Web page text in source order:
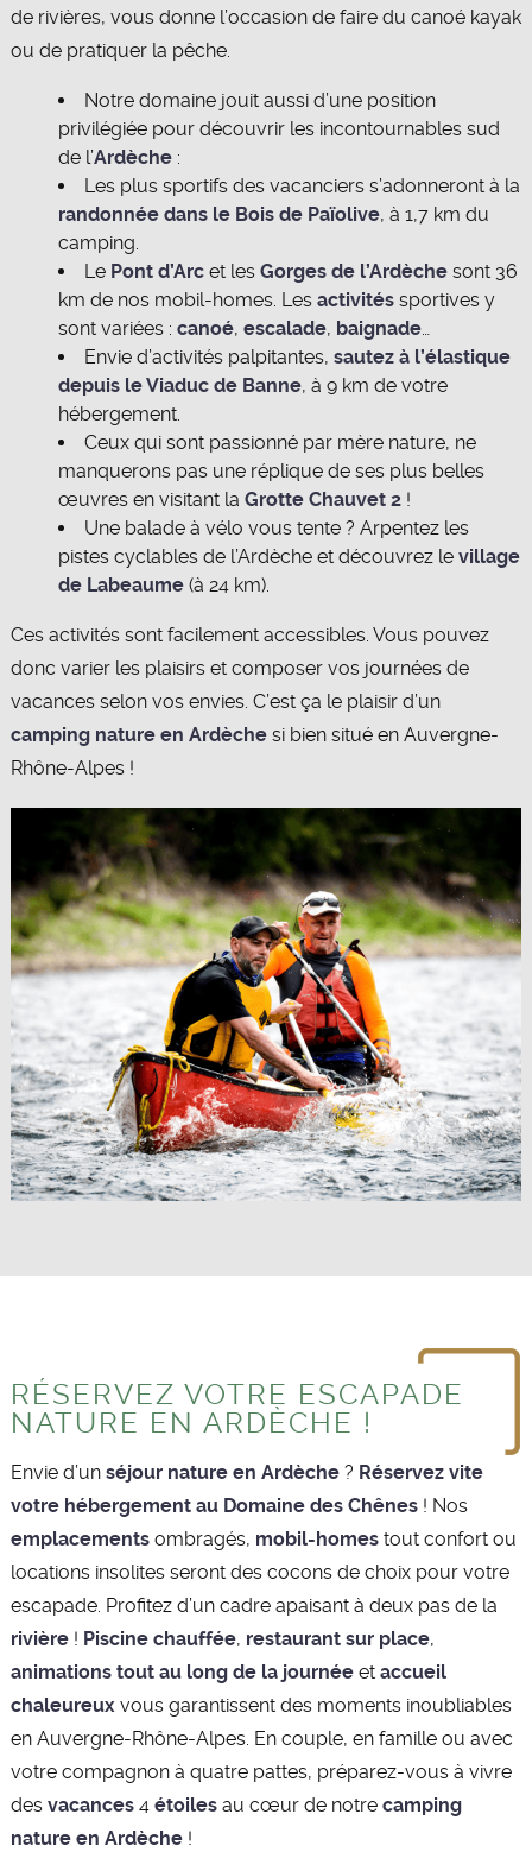
de rivières, vous donne l’occasion de faire du canoé kayak
ou de pratiquer la pêche.
Notre domaine jouit aussi d’une position
privilégiée pour découvrir les incontournables sud
de l’Ardèche:
Les plus sportifs des vacanciers s’adonneront à la
randonnée dans le Bois de Païolive, à 1,7 km du
camping.
Le Pont d’Arcet les Gorges de l’Ardèchesont 36
km de nos mobil-homes. Les activitéssportives y
sont variées : canoé, escalade, baignade…
Envie d’activités palpitantes, sautez à l’élastique
depuis le Viaduc de Banne, à 9 km de votre
hébergement.
Ceux qui sont passionné par mère nature, ne
manquerons pas une réplique de ses plus belles
œuvres en visitant la Grotte Chauvet 2!
Une balade à vélo vous tente ? Arpentez les
pistes cyclables de l’Ardèche et découvrez le village
de Labeaume(à 24 km).
Ces activités sont facilement accessibles. Vous pouvez
donc varier les plaisirs et composer vos journées de
vacances selon vos envies. C’est ça le plaisir d’un
camping nature en Ardèchesi bien situé en Auvergne-
Rhône-Alpes !
RÉSERVEZ VOTRE ESCAPADE
NATURE EN ARDÈCHE !
Envie d’un séjour nature en Ardèche? Réservez vite
votre hébergement au Domaine des Chênes ! Nos
emplacementsombragés, mobil-homestout confort ou
locations insolites seront des cocons de choix pour votre
escapade. Profitez d’un cadre apaisant à deux pas de la
rivière! Piscine chauffée, restaurant sur place,
animations tout au long de la journée et accueil
chaleureuxvous garantissent des moments inoubliables
en Auvergne-Rhône-Alpes. En couple, en famille ou avec
votre compagnon à quatre pattes, préparez-vous à vivre
des vacances4 étoilesau cœur de notre camping
nature en Ardèche!